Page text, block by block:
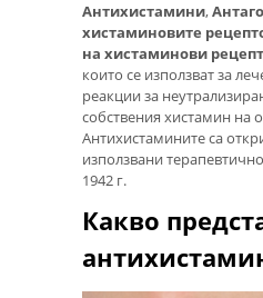
Антихистамини,
хистаминовите
на хистаминови
които се използват за
реакции за
собствения хистамин на
Антихистамините са
използвани
1942 г.
Какво